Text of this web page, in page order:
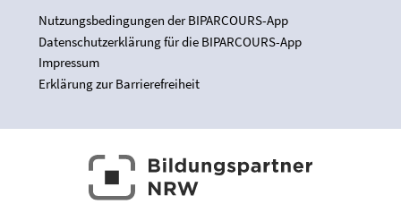
Nutzungsbedingungen der BIPARCOURS-App
Datenschutzerklärung für die BIPARCOURS-App
Impressum
Erklärung zur Barrierefreiheit